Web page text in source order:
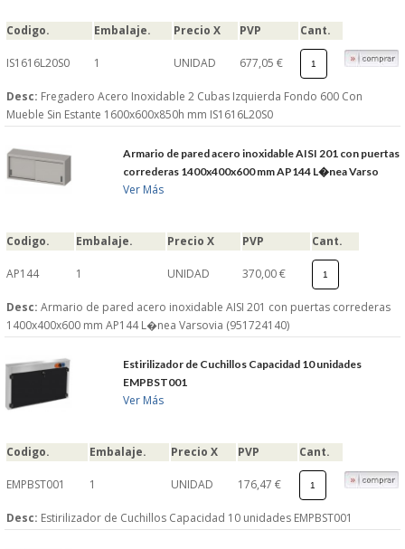
Codigo. Embalaje. Precio X PVP Cant.
IS1616L20S0 1 UNIDAD 677,05 €
Desc: Fregadero Acero Inoxidable 2 Cubas Izquierda Fondo 600 Con
Mueble Sin Estante 1600x600x850h mm IS1616L20S0
Armario de pared acero inoxidable AISI 201 con puertas
correderas 1400x400x600 mm AP144 L�nea Varso
Ver Más
Codigo. Embalaje. Precio X PVP Cant.
AP144 1 UNIDAD 370,00 €
Desc: Armario de pared acero inoxidable AISI 201 con puertas correderas
1400x400x600 mm AP144 L�nea Varsovia (951724140)
Estirilizador de Cuchillos Capacidad 10 unidades
EMPBST001
Ver Más
Codigo. Embalaje. Precio X PVP Cant.
EMPBST001 1 UNIDAD 176,47 €
Desc: Estirilizador de Cuchillos Capacidad 10 unidades EMPBST001